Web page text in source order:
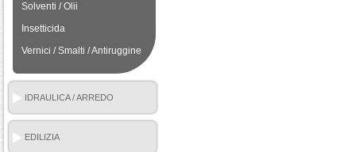
Solventi / Olii
Insetticida
Vernici / Smalti / Antiruggine
IDRAULICA / ARREDO
BAGNO
EDILIZIA